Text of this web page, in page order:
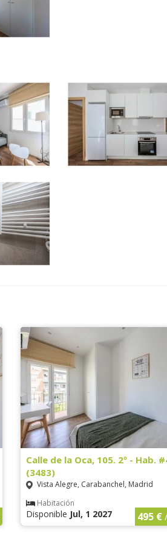
Calle de la Oca, 105. 2º - Hab.
(3483)
Vista Alegre, Carabanchel, Madrid
Habitación
Disponible Jul, 1 2027 495 €